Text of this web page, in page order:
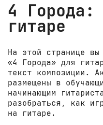
4 Города:
гитаре
На этой странице вы
«4 Города» для
текст композиции.
размещены в
начинающим
разобраться, как
на гитаре.